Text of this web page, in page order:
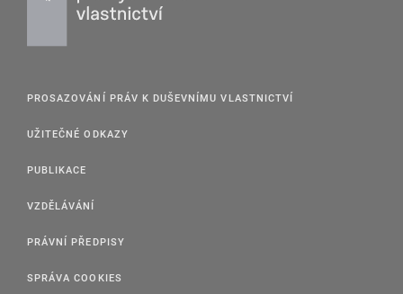
PROSAZOVÁNÍ PRÁV K DUŠEVNÍMU VLASTNICTVÍ
UŽITEČNÉ ODKAZY
PUBLIKACE
VZDĚLÁVÁNÍ
PRÁVNÍ PŘEDPISY
SPRÁVA COOKIES